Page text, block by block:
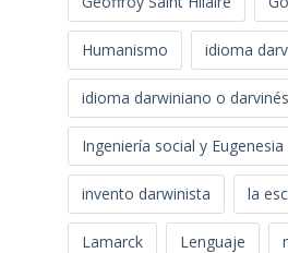
Humanismo idioma
idioma darwiniano o darvinés
Ingeniería social y Eugenesia
invento darwinista la
Lamarck Lenguaje